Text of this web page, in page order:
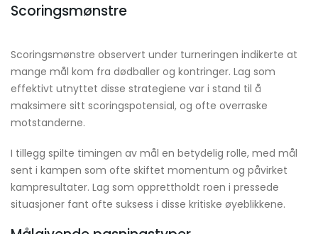
Scoringsmønstre
Scoringsmønstre observert under turneringen indikerte at
mange mål kom fra dødballer og kontringer. Lag som
effektivt utnyttet disse strategiene var i stand til å
maksimere sitt scoringspotensial, og ofte overraske
motstanderne.
I tillegg spilte timingen av mål en betydelig rolle, med mål
sent i kampen som ofte skiftet momentum og påvirket
kampresultater. Lag som opprettholdt roen i pressede
situasjoner fant ofte suksess i disse kritiske øyeblikkene.